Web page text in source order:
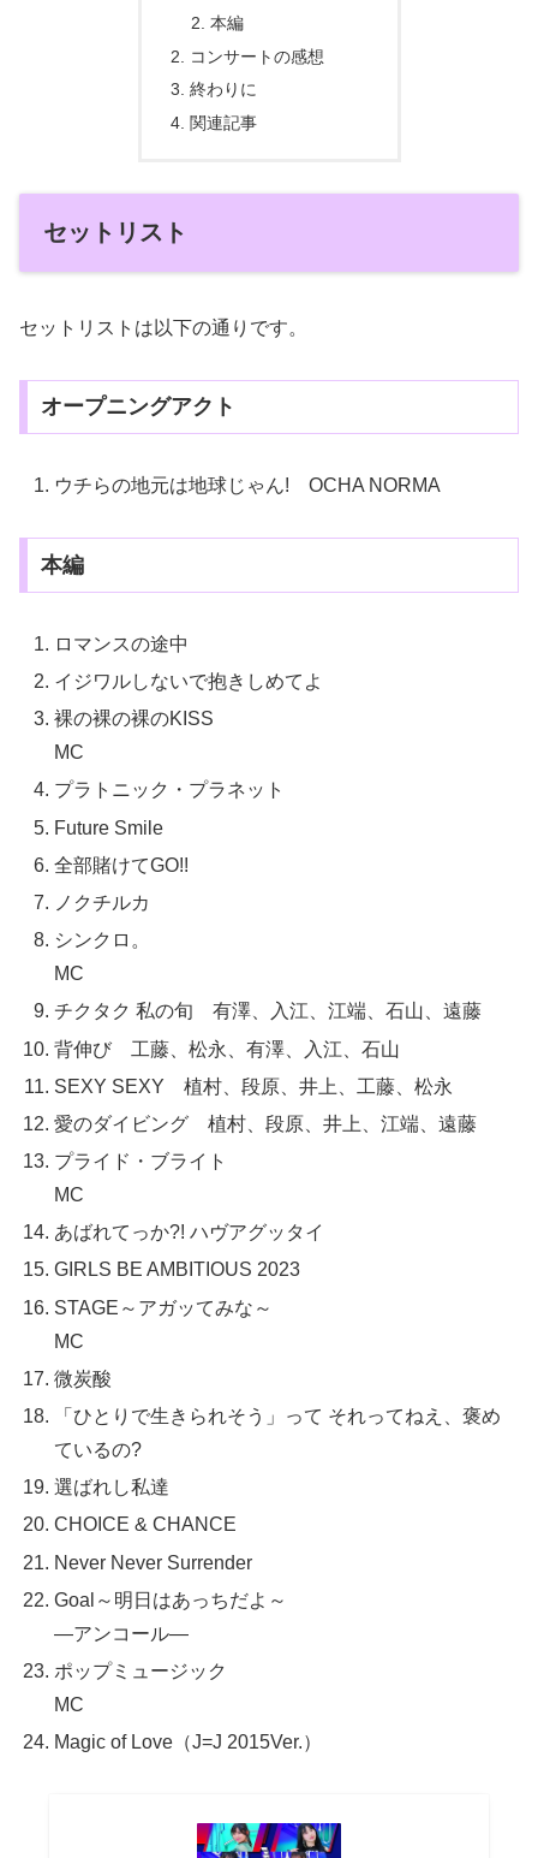
本編
コンサートの感想
終わりに
関連記事
セットリスト
セットリストは以下の通りです。
オープニングアクト
ウチらの地元は地球じゃん! OCHA NORMA
本編
ロマンスの途中
イジワルしないで抱きしめてよ
裸の裸の裸のKISS
MC
プラトニック・プラネット
Future Smile
全部賭けてGO!!
ノクチルカ
シンクロ。
MC
チクタク 私の旬 有澤、入江、江端、石山、遠藤
背伸び 工藤、松永、有澤、入江、石山
SEXY SEXY 植村、段原、井上、工藤、松永
愛のダイビング 植村、段原、井上、江端、遠藤
プライド・ブライト
MC
あばれてっか?! ハヴアグッタイ
GIRLS BE AMBITIOUS 2023
STAGE～アガッてみな～
MC
微炭酸
「ひとりで生きられそう」って それってねえ、褒め
ているの?
選ばれし私達
CHOICE & CHANCE
Never Never Surrender
Goal～明日はあっちだよ～
—アンコール—
ポップミュージック
MC
Magic of Love（J=J 2015Ver.）